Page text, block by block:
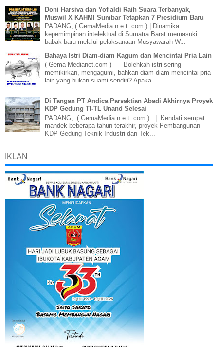
Doni Harsiva dan Yofialdi Raih Suara Terbanyak,
Muswil X KAHMI Sumbar Tetapkan 7 Presidium Baru
PADANG, ( GemaMedia n e t .com ) | Dinamika
kepemimpinan intelektual di Sumatra Barat memasuki
babak baru melalui pelaksanaan Musyawarah W...
Bahaya Istri Diam-diam Kagum dan Mencintai Pria Lain
( Gema Medianet.com ) — Bolehkah istri sering
memikirkan, mengagumi, bahkan diam-diam mencintai pria
lain yang bukan suami sendiri? Apaka...
Di Tangan PT Andica Parsaktian Abadi Akhirnya Proyek
KDP Gedung TI-TL Unand Selesai
PADANG, ( GemaMedia n e t .com ) | Kendati sempat
mandek beberapa tahun terakhir, proyek Pembangunan
KDP Gedung Teknik Industri dan Tek...
IKLAN